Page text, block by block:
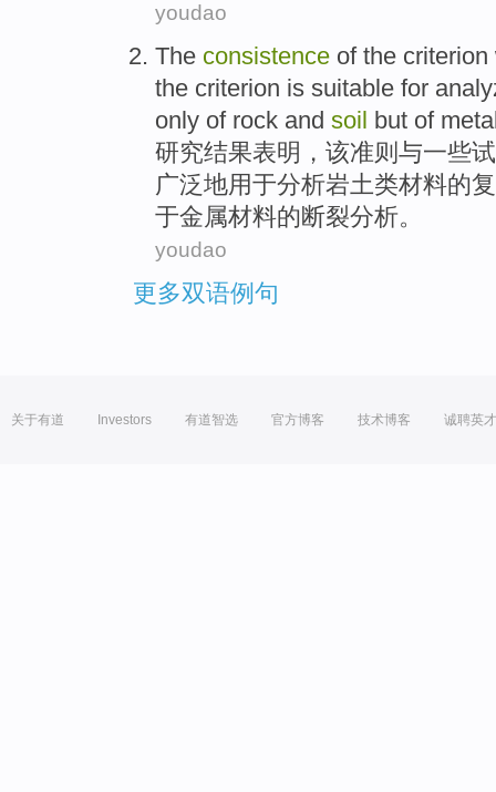
youdao
The consistence of the criterion
the criterion is suitable for
only of rock and soil but of
研究结果表明 ， 该准则 与一些
广泛地用于分析岩土类材料的
于金属材料的断裂分析。
youdao
更多双语例句
关于有道 Investors 有道智选 官方博客 技术博客 诚聘英才